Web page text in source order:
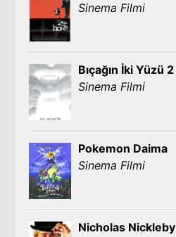
Sinema Filmi
Bıçağın İki Yüzü 2
Sinema Filmi
Pokemon Daima
Sinema Filmi
Nicholas Nickleby